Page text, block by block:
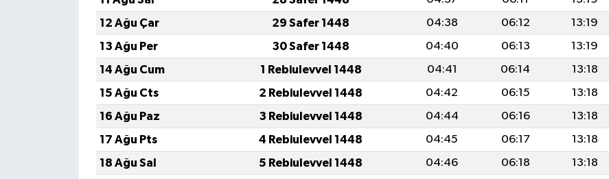
12 Ağu Çar
29 Safer 1448 04:38 06:12 13:19
13 Ağu Per
30 Safer 1448 04:40 06:13 13:19
14 Ağu Cum
1 Rebiulevvel 1448 04:41 06:14 13:18
15 Ağu Cts
2 Rebiulevvel 1448 04:42 06:15 13:18
16 Ağu Paz
3 Rebiulevvel 1448 04:44 06:16 13:18
17 Ağu Pts
4 Rebiulevvel 1448 04:45 06:17 13:18
18 Ağu Sal
5 Rebiulevvel 1448 04:46 06:18 13:18
Tüm Haberler
Videolu Haberler
Tüm Haberler